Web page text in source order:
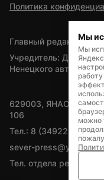
Политика
Главный редактор —
Учредитель:
Ненецкого
629003, ЯНАО,
106
Тел.: 8 (34922) 71262
sever-press@yamal-
Тел. отдела рекламы:
Мы
Мы
можно